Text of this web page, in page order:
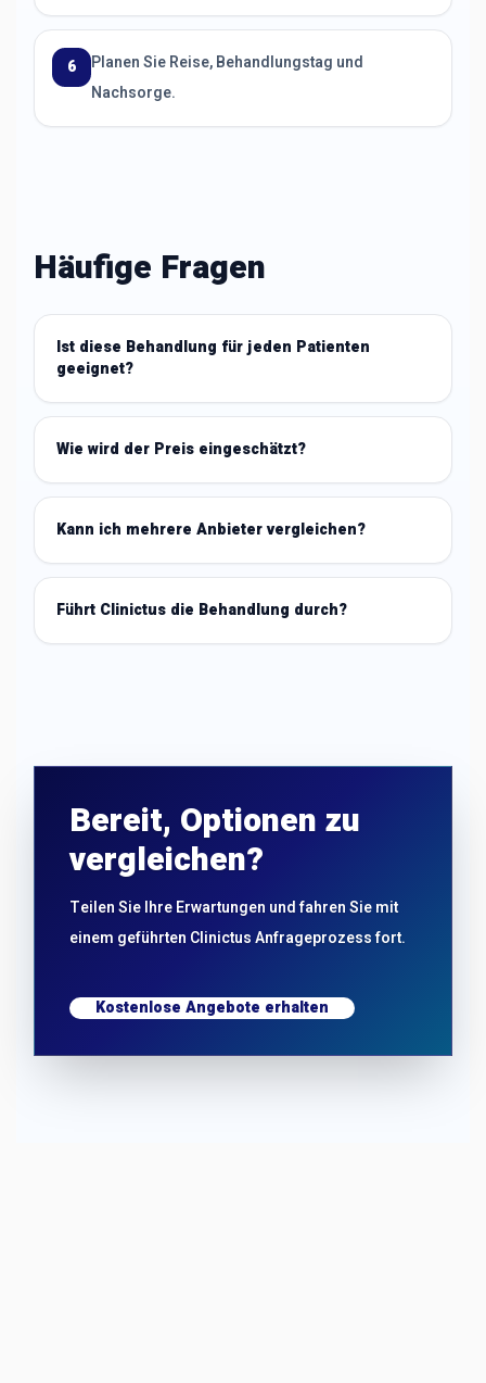
6
Planen Sie Reise, Behandlungstag und
Nachsorge.
Häufige Fragen
Ist diese Behandlung für jeden Patienten
geeignet?
Wie wird der Preis eingeschätzt?
Kann ich mehrere Anbieter vergleichen?
Führt Clinictus die Behandlung durch?
Bereit, Optionen zu
vergleichen?
Teilen Sie Ihre Erwartungen und fahren Sie mit
einem geführten Clinictus Anfrageprozess fort.
Kostenlose Angebote erhalten